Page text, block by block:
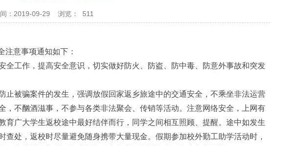
：2019-09-29 浏览： 511
意事项通知如下：
工作，提高安全意识，切实做好防火、防盗、防中毒、防意外事故和突发
被骗案件的发生，强调放假回家返乡旅途中的交通安全，不乘坐非法运营
不酗酒滋事，不参与各类非法聚会、传销等活动。注意网络安全，上网有
育广大学生返校途中最好结伴而行，同学之间相互照顾、提醒。途中如发生
处，返校时尽量避免随身携带大量现金。假期参加校外勤工助学活动时，